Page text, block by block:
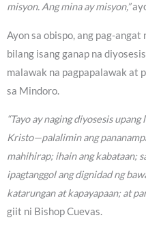
misyon. Ang mina ay misyon,”
Ayon sa obispo, ang pag-
bilang isang ganap na
malawak na pagpapalawak at
sa Mindoro.
“Tayo ay naging diyosesis
Kristo—palalimin ang
mahihirap; ihain ang kabataan;
ipagtanggol ang dignidad ng
katarungan at kapayapaan; at
giit ni Bishop Cuevas.